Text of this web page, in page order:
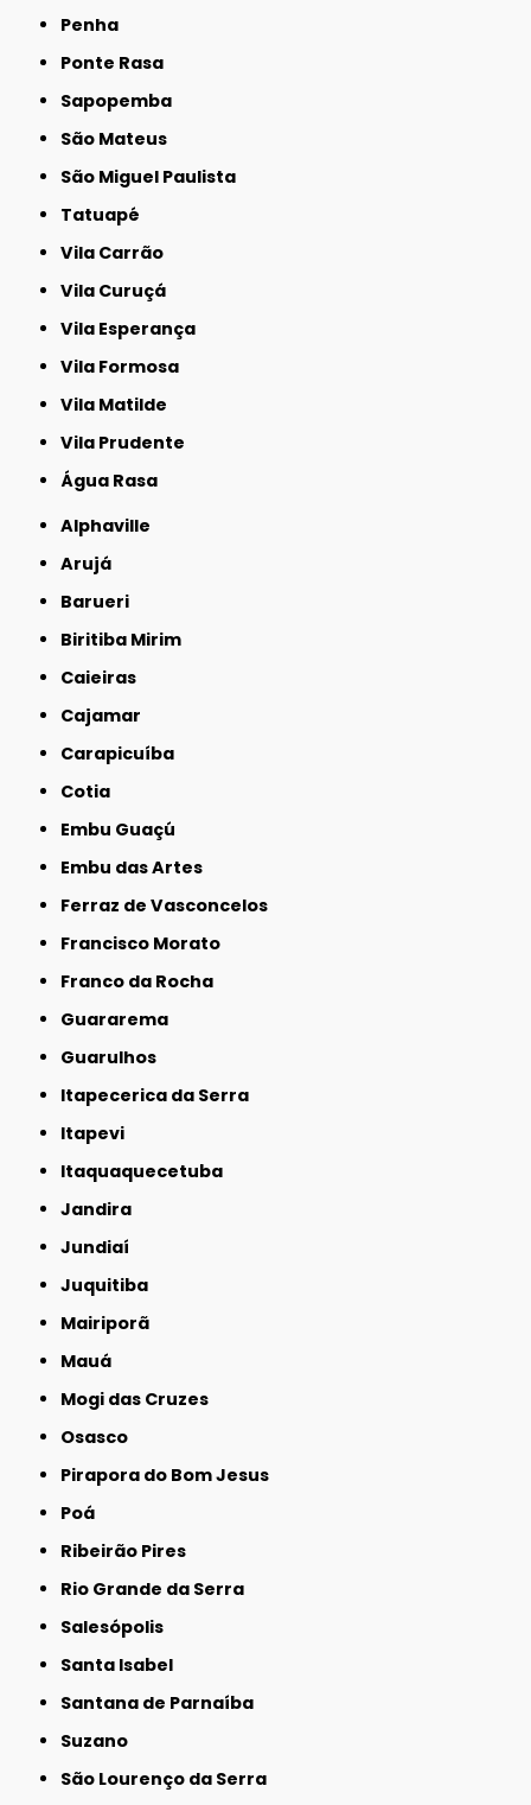
Penha
Ponte Rasa
Sapopemba
São Mateus
São Miguel Paulista
Tatuapé
Vila Carrão
Vila Curuçá
Vila Esperança
Vila Formosa
Vila Matilde
Vila Prudente
Água Rasa
Alphaville
Arujá
Barueri
Biritiba Mirim
Caieiras
Cajamar
Carapicuíba
Cotia
Embu Guaçú
Embu das Artes
Ferraz de Vasconcelos
Francisco Morato
Franco da Rocha
Guararema
Guarulhos
Itapecerica da Serra
Itapevi
Itaquaquecetuba
Jandira
Jundiaí
Juquitiba
Mairiporã
Mauá
Mogi das Cruzes
Osasco
Pirapora do Bom Jesus
Poá
Ribeirão Pires
Rio Grande da Serra
Salesópolis
Santa Isabel
Santana de Parnaíba
Suzano
São Lourenço da Serra